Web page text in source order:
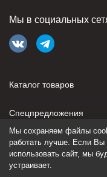
Мы в социальных
Каталог товаров
Спецпредложения
Для покупателя
Мы сохраняем файлы
работать лучше. Если Вы
использовать сайт, мы
устраивает.